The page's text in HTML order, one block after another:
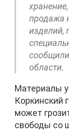
продажа
изделий,
области.
Материалы
Коркинский
может
свободы со